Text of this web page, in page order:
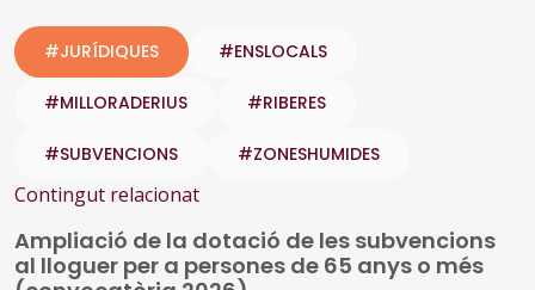
#JURÍDIQUES #ENSLOCALS
#MILLORADERIUS #RIBERES
#SUBVENCIONS #ZONESHUMIDES
Contingut relacionat
Ampliació de la dotació de les subvencions
al lloguer per a persones de 65 anys o més